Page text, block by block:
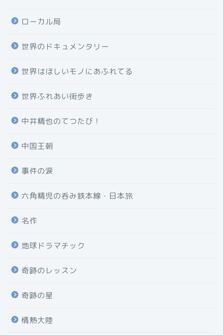
ローカル局
世界のドキュメンタリー
世界はほしいモノにあふれてる
世界ふれあい街歩き
中井精也のてつたび！
中国王朝
事件の涙
六角精児の呑み鉄本線・日本旅
名作
地球ドラマチック
奇跡のレッスン
奇跡の星
情熱大陸